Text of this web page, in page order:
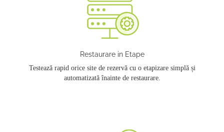
Restaurare in Etape
Testează rapid orice site de rezervă cu o etapizare simplă și
automatizată înainte de restaurare.